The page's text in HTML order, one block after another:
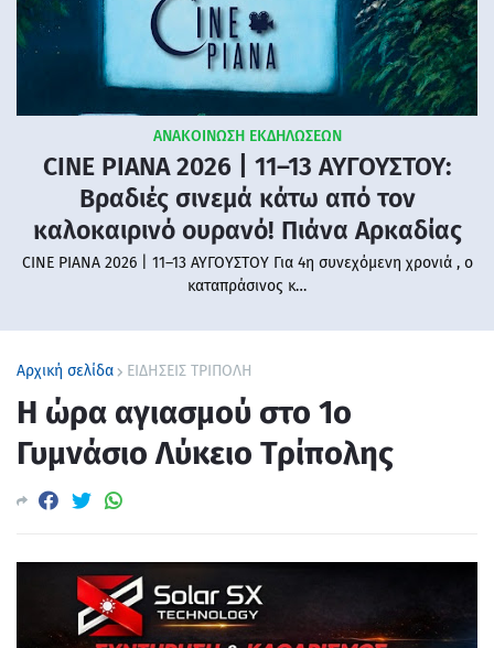
ΑΝΑΚΟΙΝΩΣΗ ΕΚΔΗΛΩΣΕΩΝ
CINE PIANA 2026 | 11–13 ΑΥΓΟΥΣΤΟΥ:
Βραδιές σινεμά κάτω από τον
καλοκαιρινό ουρανό! Πιάνα Αρκαδίας
CINE PIANA 2026 | 11–13 ΑΥΓΟΥΣΤΟΥ Για 4η συνεχόμενη χρονιά , ο
καταπράσινος κ…
Αρχική σελίδα ΕΙΔΗΣΕΙΣ ΤΡΙΠΟΛΗ
Η ώρα αγιασμού στο 1ο
Γυμνάσιο Λύκειο Τρίπολης